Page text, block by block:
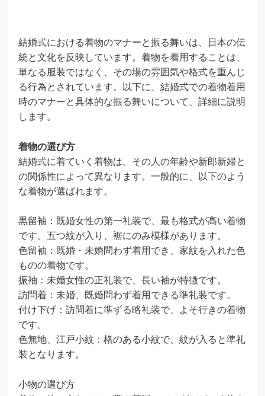
結婚式における着物のマナーと振る舞いは、日本の伝
統と文化を反映しています。着物を着用することは、
単なる服装ではなく、その場の雰囲気や格式を重んじ
る行為とされています。以下に、結婚式での着物着用
時のマナーと具体的な振る舞いについて、詳細に説明
します。
着物の選び方
結婚式に着ていく着物は、その人の年齢や新郎新婦と
の関係性によって異なります。一般的に、以下のよう
な着物が選ばれます。
黒留袖：既婚女性の第一礼装で、最も格式が高い着物
です。五つ紋が入り、裾にのみ模様があります。
色留袖：既婚・未婚問わず着用でき、家紋を入れた色
ものの着物です。
振袖：未婚女性の正礼装で、長い袖が特徴です。
訪問着：未婚、既婚問わず着用できる準礼装です。
付け下げ：訪問着に準ずる略礼装で、よそ行きの着物
です。
色無地、江戸小紋：格のある小紋で、紋が入ると準礼
装となります。
小物の選び方